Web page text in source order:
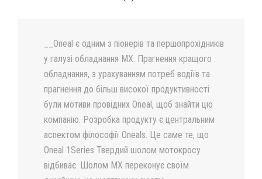
__Oneal є одним з піонерів та першопрохідників
у галузі обладнання MX. Прагнення кращого
обладнання, з урахуванням потреб водіїв та
прагнення до більш високої продуктивності
були мотиви провідних Oneal, щоб знайти цю
компанію. Розробка продукту є центральним
аспектом філософії Oneals. Це саме те, що
Oneal 1Series Твердий шолом мотокросу
відбиває. Шолом MX переконує своїм